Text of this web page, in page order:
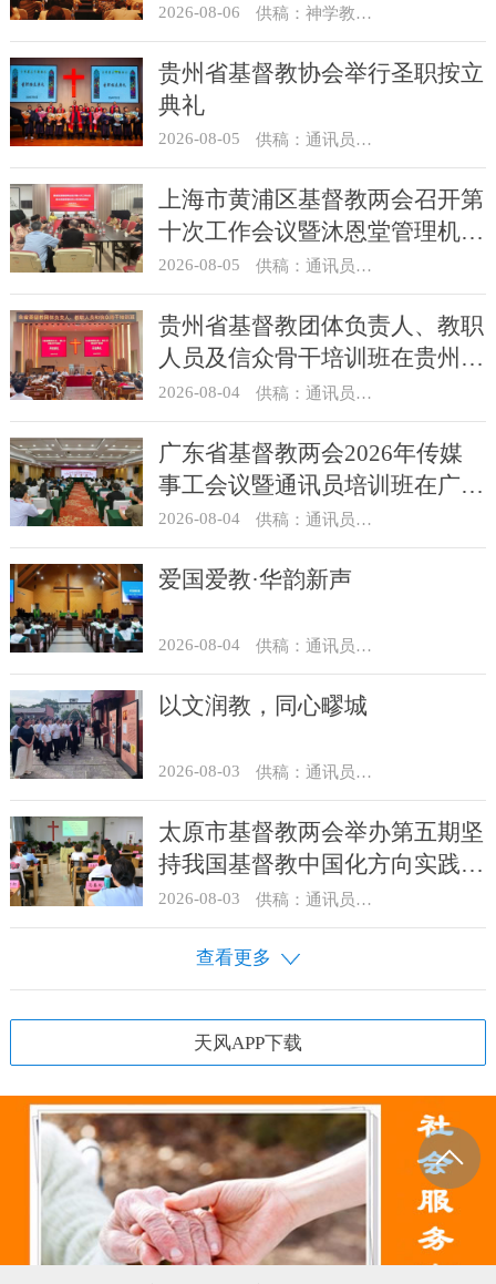
2026-08-06 供稿：神学教育部
贵州省基督教协会举行圣职按立
典礼
2026-08-05 供稿：通讯员 杨菁
上海市黄浦区基督教两会召开第
十次工作会议暨沐恩堂管理机构
七月份联席会议
2026-08-05 供稿：通讯员 景健美
贵州省基督教团体负责人、教职
人员及信众骨干培训班在贵州圣
经学校举办
2026-08-04 供稿：通讯员 杨菁
广东省基督教两会2026年传媒
事工会议暨通讯员培训班在广州
举办
2026-08-04 供稿：通讯员 汪浩
爱国爱教·华韵新声
2026-08-04 供稿：通讯员 景健美
以文润教，同心疁城
2026-08-03 供稿：通讯员 景健美
太原市基督教两会举办第五期坚
持我国基督教中国化方向实践能
力专题培训
2026-08-03 供稿：通讯员 王建春 摄影：史爱梅
查看更多
天风APP下载